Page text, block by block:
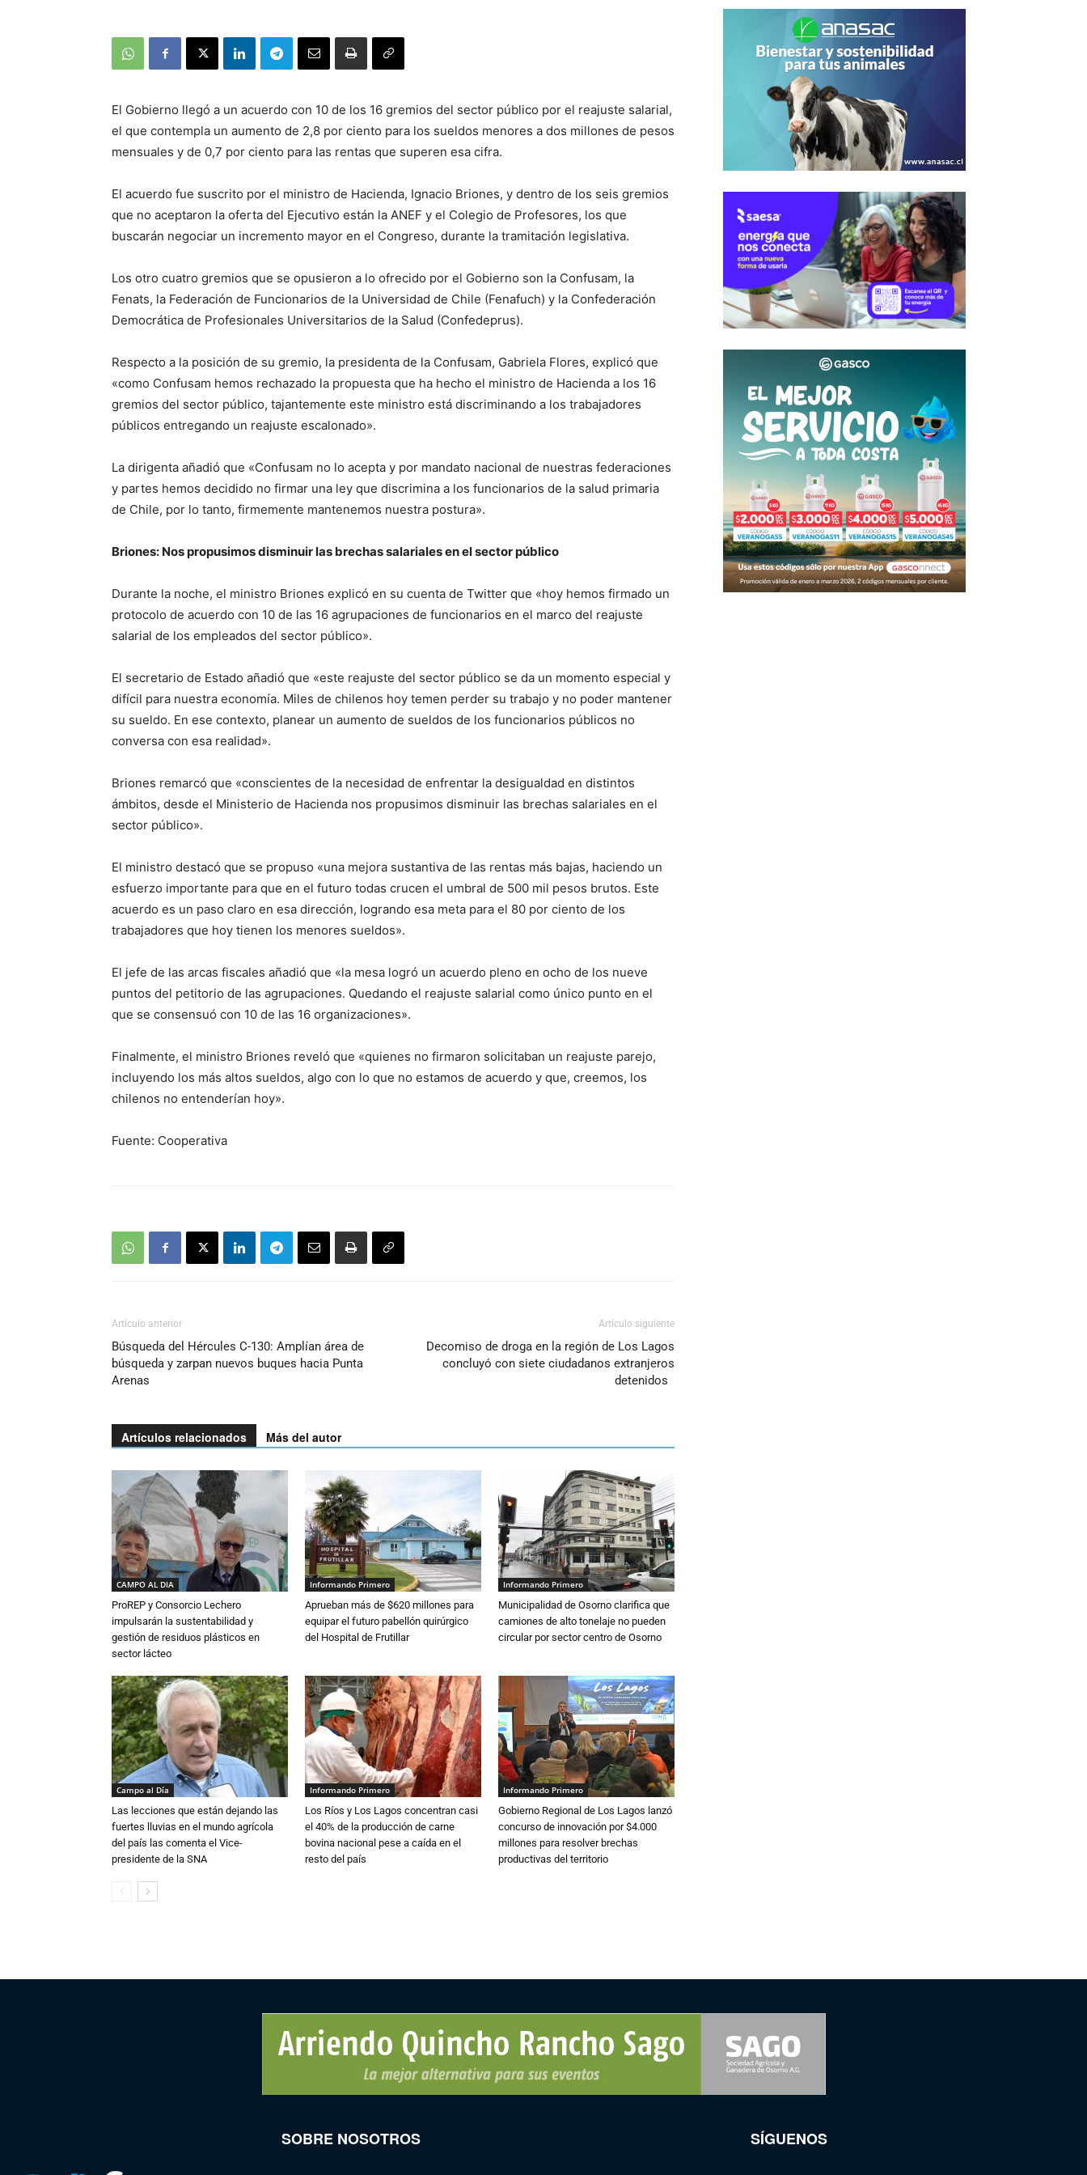
El Gobierno llegó a un acuerdo con 10 de los 16 gremios del sector público por el reajuste salarial,
el que contempla un aumento de 2,8 por ciento para los sueldos menores a dos millones de pesos
mensuales y de 0,7 por ciento para las rentas que superen esa cifra.
El acuerdo fue suscrito por el ministro de Hacienda, Ignacio Briones, y dentro de los seis gremios
que no aceptaron la oferta del Ejecutivo están la ANEF y el Colegio de Profesores, los que
buscarán negociar un incremento mayor en el Congreso, durante la tramitación legislativa.
Los otro cuatro gremios que se opusieron a lo ofrecido por el Gobierno son la Confusam, la
Fenats, la Federación de Funcionarios de la Universidad de Chile (Fenafuch) y la Confederación
Democrática de Profesionales Universitarios de la Salud (Confedeprus).
Respecto a la posición de su gremio, la presidenta de la Confusam, Gabriela Flores, explicó que
«como Confusam hemos rechazado la propuesta que ha hecho el ministro de Hacienda a los 16
gremios del sector público, tajantemente este ministro está discriminando a los trabajadores
públicos entregando un reajuste escalonado».
La dirigenta añadió que «Confusam no lo acepta y por mandato nacional de nuestras federaciones
y partes hemos decidido no firmar una ley que discrimina a los funcionarios de la salud primaria
de Chile, por lo tanto, firmemente mantenemos nuestra postura».
Briones: Nos propusimos disminuir las brechas salariales en el sector público
Durante la noche, el ministro Briones explicó en su cuenta de Twitter que «hoy hemos firmado un
protocolo de acuerdo con 10 de las 16 agrupaciones de funcionarios en el marco del reajuste
salarial de los empleados del sector público».
El secretario de Estado añadió que «este reajuste del sector público se da un momento especial y
difícil para nuestra economía. Miles de chilenos hoy temen perder su trabajo y no poder mantener
su sueldo. En ese contexto, planear un aumento de sueldos de los funcionarios públicos no
conversa con esa realidad».
Briones remarcó que «conscientes de la necesidad de enfrentar la desigualdad en distintos
ámbitos, desde el Ministerio de Hacienda nos propusimos disminuir las brechas salariales en el
sector público».
El ministro destacó que se propuso «una mejora sustantiva de las rentas más bajas, haciendo un
esfuerzo importante para que en el futuro todas crucen el umbral de 500 mil pesos brutos. Este
acuerdo es un paso claro en esa dirección, logrando esa meta para el 80 por ciento de los
trabajadores que hoy tienen los menores sueldos».
El jefe de las arcas fiscales añadió que «la mesa logró un acuerdo pleno en ocho de los nueve
puntos del petitorio de las agrupaciones. Quedando el reajuste salarial como único punto en el
que se consensuó con 10 de las 16 organizaciones».
Finalmente, el ministro Briones reveló que «quienes no firmaron solicitaban un reajuste parejo,
incluyendo los más altos sueldos, algo con lo que no estamos de acuerdo y que, creemos, los
chilenos no entenderían hoy».
Fuente: Cooperativa
Artículo anterior
Búsqueda del Hércules C-130: Amplían área de
búsqueda y zarpan nuevos buques hacia Punta
Arenas
Artículo siguiente
Decomiso de droga en la región de Los Lagos
concluyó con siete ciudadanos extranjeros
detenidos
Artículos relacionados Más del autor
CAMPO AL DIA
ProREP y Consorcio Lechero
impulsarán la sustentabilidad y
gestión de residuos plásticos en
sector lácteo
Informando Primero
Aprueban más de $620 millones para
equipar el futuro pabellón quirúrgico
del Hospital de Frutillar
Informando Primero
Municipalidad de Osorno clarifica que
camiones de alto tonelaje no pueden
circular por sector centro de Osorno
Campo al Día
Las lecciones que están dejando las
fuertes lluvias en el mundo agrícola
del país las comenta el Vice-
presidente de la SNA
Informando Primero
Los Ríos y Los Lagos concentran casi
el 40% de la producción de carne
bovina nacional pese a caída en el
resto del país
Informando Primero
Gobierno Regional de Los Lagos lanzó
concurso de innovación por $4.000
millones para resolver brechas
productivas del territorio
SOBRE NOSOTROS SÍGUENOS